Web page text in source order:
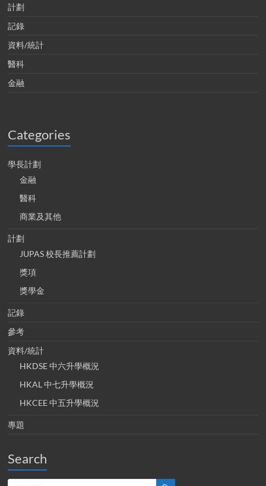
計劃
記錄
資料/統計
醫科
金融
Categories
學長計劃
金融
醫科
商業及其他
計劃
JUPAS 校長推薦計劃
獎項
獎學金
記錄
參考
資料/統計
HKDSE 中六升學概況
HKAL 中七升學概況
HKCEE 中五升學概況
專題
Search